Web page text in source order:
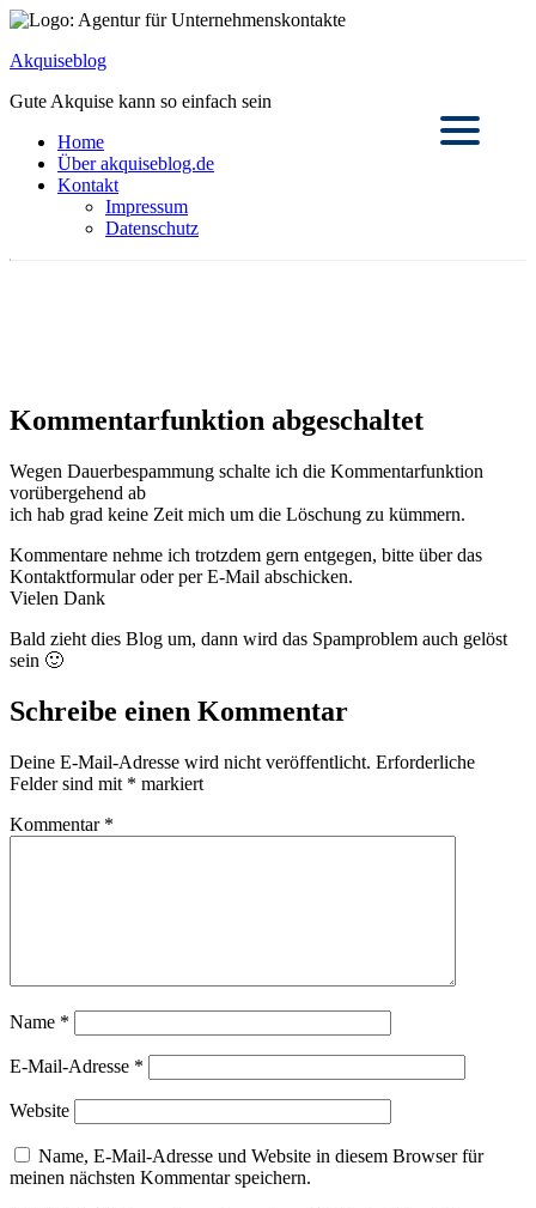
Akquiseblog
Gute Akquise kann so einfach sein
Home
Über akquiseblog.de
Kontakt
Impressum
Datenschutz
Kommentarfunktion abgeschaltet
Wegen Dauerbespammung schalte ich die Kommentarfunktion
vorübergehend ab
ich hab grad keine Zeit mich um die Löschung zu kümmern.
Kommentare nehme ich trotzdem gern entgegen, bitte über das
Kontaktformular oder per E-Mail abschicken.
Vielen Dank
Bald zieht dies Blog um, dann wird das Spamproblem auch gelöst
sein 🙂
Schreibe einen Kommentar
Deine E-Mail-Adresse wird nicht veröffentlicht. Erforderliche
Felder sind mit * markiert
Kommentar *
Name *
E-Mail-Adresse *
Website
Name, E-Mail-Adresse und Website in diesem Browser für
meinen nächsten Kommentar speichern.